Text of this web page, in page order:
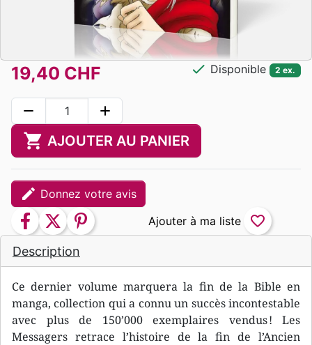
Description
Ce dernier volume marquera la fin de la Bible en
manga, collection qui a connu un succès incontestable
avec plus de 150’000 exemplaires vendus ! Les
Messagers retrace l’histoire de la fin de l’Ancien
19,40 CHF check Disponible 2 ex.
remove add
shopping_cart AJOUTER AU PANIER
edit Donnez votre avis
facebook twitter pinterest favorite_border